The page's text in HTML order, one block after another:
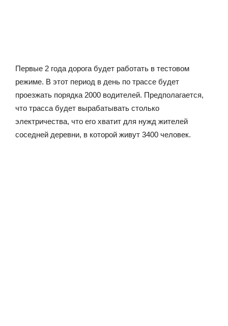
Первые 2 года дорога будет работать в тестовом
режиме. В этот период в день по трассе будет
проезжать порядка 2000 водителей. Предполагается,
что трасса будет вырабатывать столько
электричества, что его хватит для нужд жителей
соседней деревни, в которой живут 3400 человек.